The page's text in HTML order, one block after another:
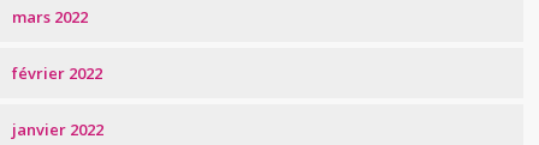
mars 2022
février 2022
janvier 2022